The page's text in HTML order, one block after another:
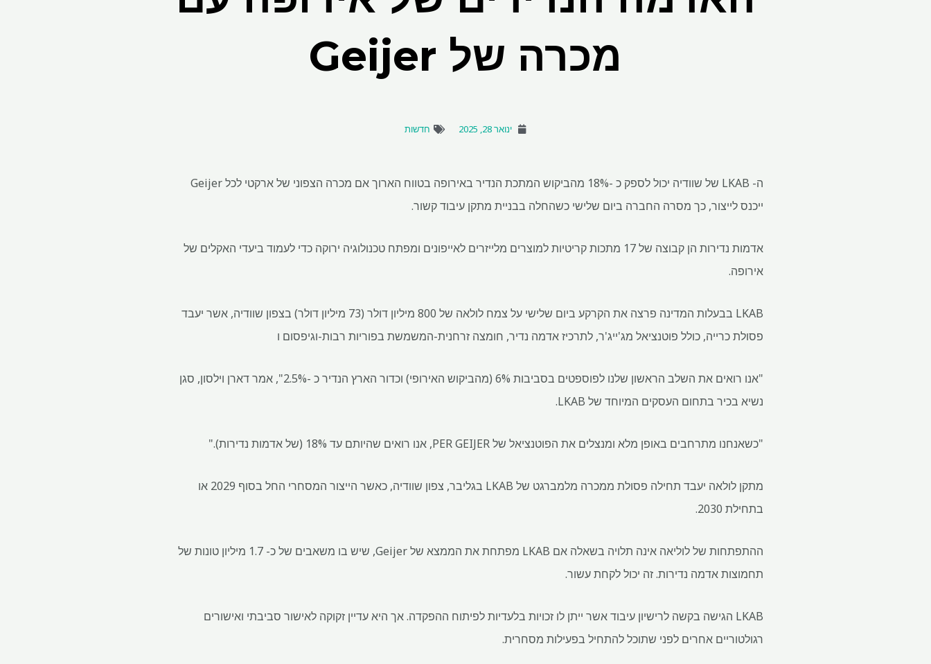
מכרה של Geijer
ינואר 28, 2025 חדשות
ה- LKAB של שוודיה יכול לספק כ -18% מהביקוש המתכת הנדיר באירופה בטווח הארוך אם מכרה הצפוני של ארקטי לכל Geijer
ייכנס לייצור, כך מסרה החברה ביום שלישי כשהחלה בבניית מתקן עיבוד קשור.
אדמות נדירות הן קבוצה של 17 מתכות קריטיות למוצרים מלייזרים לאייפונים ומפתח טכנולוגיה ירוקה כדי לעמוד ביעדי האקלים של
אירופה.
LKAB בבעלות המדינה פרצה את הקרקע ביום שלישי על צמח לולאה של 800 מיליון דולר (73 מיליון דולר) בצפון שוודיה, אשר יעבד
פסולת כרייה, כולל פוטנציאל מג'ייג'ר, לתרכיז אדמה נדיר, חומצה זרחנית-המשמשת בפוריות רבות-וגיפסום ו
"אנו רואים את השלב הראשון שלנו לפוספטים בסביבות 6% (מהביקוש האירופי) וכדור הארץ הנדיר כ -2.5%", אמר דארן וילסון, סגן
נשיא בכיר בתחום העסקים המיוחד של LKAB.
"כשאנחנו מתרחבים באופן מלא ומנצלים את הפוטנציאל של PER GEIJER, אנו רואים שהיותם עד 18% (של אדמות נדירות)."
מתקן לולאה יעבד תחילה פסולת ממכרה מלמברגט של LKAB בגליבר, צפון שוודיה, כאשר הייצור המסחרי החל בסוף 2029 או
בתחילת 2030.
ההתפתחות של לוליאה אינה תלויה בשאלה אם LKAB מפתחת את הממצא של Geijer, שיש בו משאבים של כ- 1.7 מיליון טונות של
תחמוצות אדמה נדירות. זה יכול לקחת עשור.
LKAB הגישה בקשה לרישיון עיבוד אשר ייתן לו זכויות בלעדיות לפיתוח ההפקדה. אך היא עדיין זקוקה לאישור סביבתי ואישורים
רגולטוריים אחרים לפני שתוכל להתחיל בפעילות מסחרית.